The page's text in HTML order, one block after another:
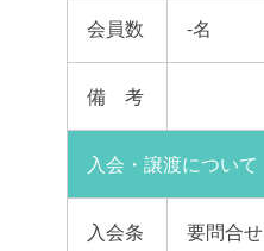
会員数 -名
備 考
入会・譲渡について
入会条
要問合せ